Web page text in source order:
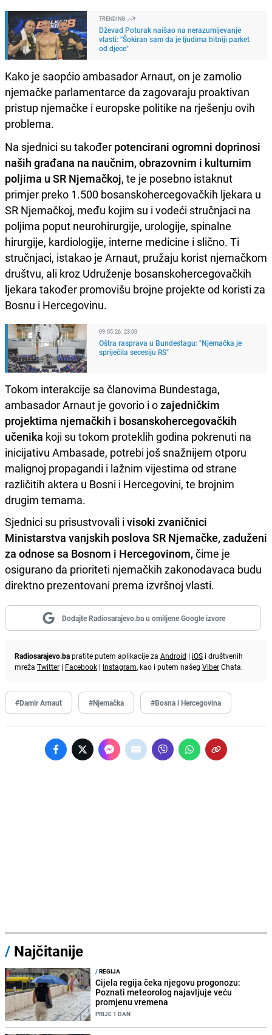
TRENDING
Dževad Poturak naišao na nerazumijevanje
vlasti: "Šokiran sam da je ljudima bitniji parket
od djece"
Kako je saopćio ambasador Arnaut, on je zamolio
njemačke parlamentarce da zagovaraju proaktivan
pristup njemačke i europske politike na rješenju ovih
problema.
Na sjednici su također potencirani ogromni doprinosi
naših građana na naučnim, obrazovnim i kulturnim
poljima u SR Njemačkoj, te je posebno istaknut
primjer preko 1.500 bosanskohercegovačkih ljekara u
SR Njemačkoj, među kojim su i vodeći stručnjaci na
poljima poput neurohirurgije, urologije, spinalne
hirurgije, kardiologije, interne medicine i slično. Ti
stručnjaci, istakao je Arnaut, pružaju korist njemačkom
društvu, ali kroz Udruženje bosanskohercegovačkih
ljekara također promovišu brojne projekte od koristi za
Bosnu i Hercegovinu.
09.05.26. 23:00
Oštra rasprava u Bundestagu: "Njemačka je
spriječila secesiju RS"
Tokom interakcije sa članovima Bundestaga,
ambasador Arnaut je govorio i ozajedničkim
projektima njemačkih i bosanskohercegovačkih
učenika koji su tokom proteklih godina pokrenuti na
inicijativu Ambasade, potrebi još snažnijem otporu
malignoj propagandi i lažnim vijestima od strane
različitih aktera u Bosni i Hercegovini, te brojnim
drugim temama.
Sjednici su prisustvovali i visoki zvaničnici
Ministarstva vanjskih poslova SR Njemačke, zaduženi
za odnose sa Bosnom i Hercegovinom, čime je
osigurano da prioriteti njemačkih zakonodavaca budu
direktno prezentovani prema izvršnoj vlasti.
Dodajte Radiosarajevo.ba u omiljene Google izvore
Radiosarajevo.bapratite putem aplikacije za Android | iOS i društvenih
mreža Twitter | Facebook | Instagram, kao i putem našeg ViberChata.
#Damir Arnaut #Njemačka #Bosna i Hercegovina
/ Najčitanije
/REGIJA
Cijela regija čeka njegovu progonozu:
Poznati meteorolog najavljuje veću
promjenu vremena
PRIJE 1 DAN